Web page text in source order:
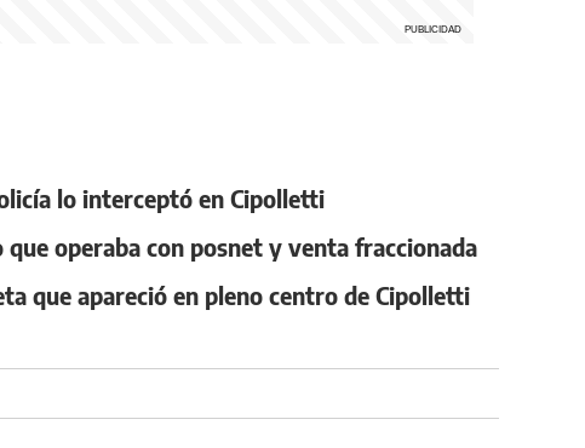
lo interceptó en Cipolletti
operaba con posnet y venta fraccionada
que apareció en pleno centro de Cipolletti